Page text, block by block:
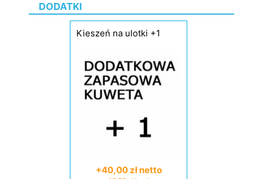
DODATKI
Kieszeń na ulotki +1
+40,00 zł netto